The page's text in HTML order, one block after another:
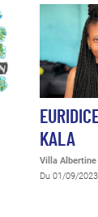
KALA
Villa
Du 01/09/